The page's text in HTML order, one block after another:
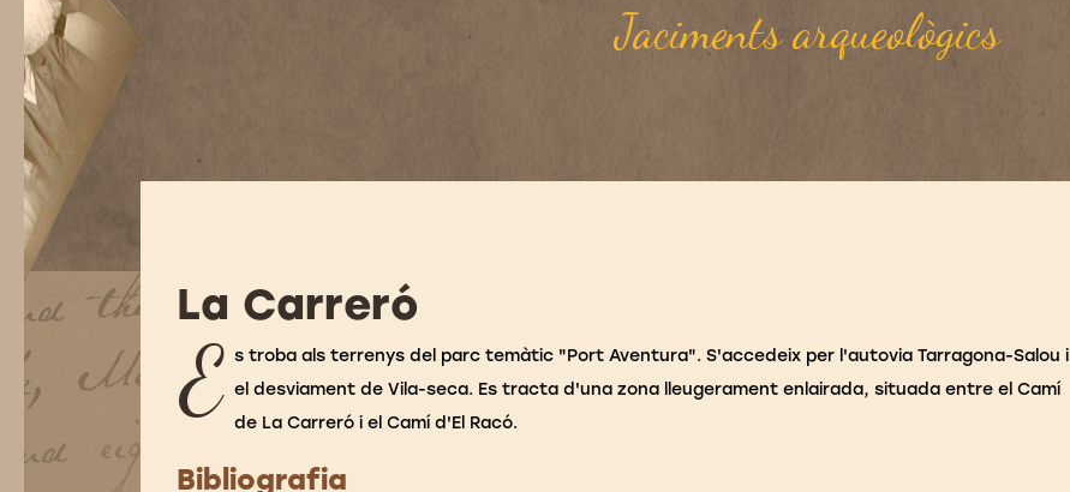
Jaciments arqueològics
La Carreró
E s troba als terrenys del parc temàtic "Port Aventura". S'accedeix per l'autovia Tarragona-Salou i
el desviament de Vila-seca. Es tracta d'una zona lleugerament enlairada, situada entre el Camí
de La Carreró i el Camí d'El Racó.
Bibliografia